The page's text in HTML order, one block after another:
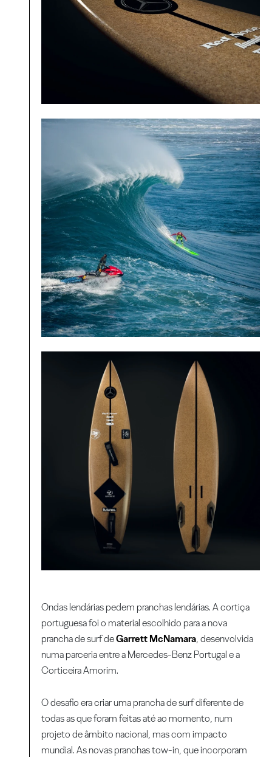
Ondas lendárias pedem pranchas lendárias. A cortiça
portuguesa foi o material escolhido para a nova
prancha de surf deGarrett McNamara, desenvolvida
numa parceria entre a Mercedes-Benz Portugal e a
Corticeira Amorim.
O desafio era criar uma prancha de surf diferente de
todas as que foram feitas até ao momento, num
projeto de âmbito nacional, mas com impacto
mundial. As novas pranchas tow-in, que incorporam